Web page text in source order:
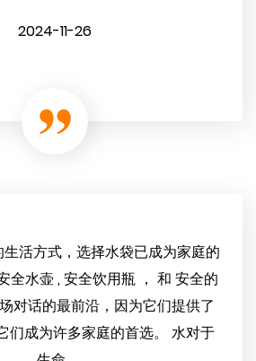
2024-11-26
活方式，选择水袋已成为家庭的
全水壶 , 安全饮用瓶 ， 和 安全的
对话的最前沿，因为它们提供了
们成为许多家庭的首选。 水对于